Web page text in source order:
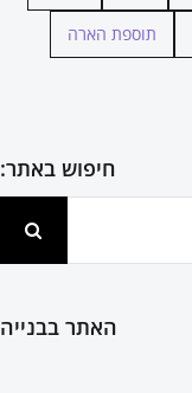
תוספת הארה
חיפוש באתר:
האתר בבנייה